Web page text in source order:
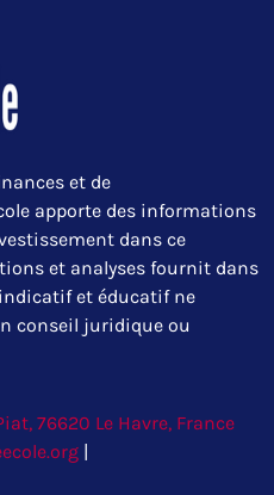
et de
apporte des informations
dans ce
et analyses fournit dans
et éducatif ne
conseil juridique ou
76620 Le Havre, France
|